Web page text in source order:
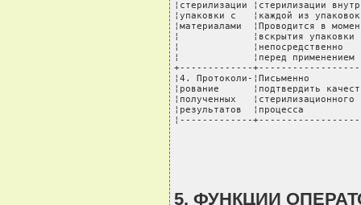
¦стерилизации ¦стерилизации
¦упаковки с   ¦каждой из
¦материалами  ¦Проводится в
¦             ¦вскрытия
¦
¦             ¦перед
+-------------
¦4. Протоколи-¦Письменно
¦рование      ¦подтвердить
¦полученных
¦результатов
¦-------------
5. ФУНКЦИИ